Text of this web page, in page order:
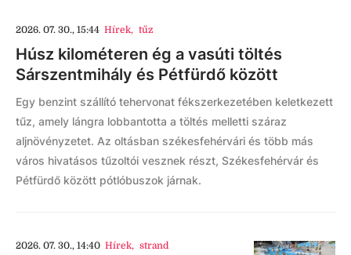
2026. 07. 30., 15:44 Hírek, tűz
Húsz kilométeren ég a vasúti töltés
Sárszentmihály és Pétfürdő között
Egy benzint szállító tehervonat fékszerkezetében keletkezett
tűz, amely lángra lobbantotta a töltés melletti száraz
aljnövényzetet. Az oltásban székesfehérvári és több más
város hivatásos tűzoltói vesznek részt, Székesfehérvár és
Pétfürdő között pótlóbuszok járnak.
2026. 07. 30., 14:40 Hírek, strand